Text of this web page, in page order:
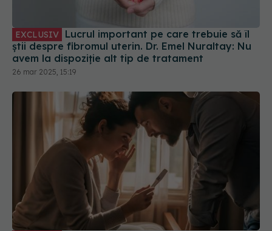
EXCLUSIV
știi despre fibromul uterin. Dr. Emel Nuraltay: Nu
avem la dispoziție alt tip de tratament
26 mar 2025, 15:19